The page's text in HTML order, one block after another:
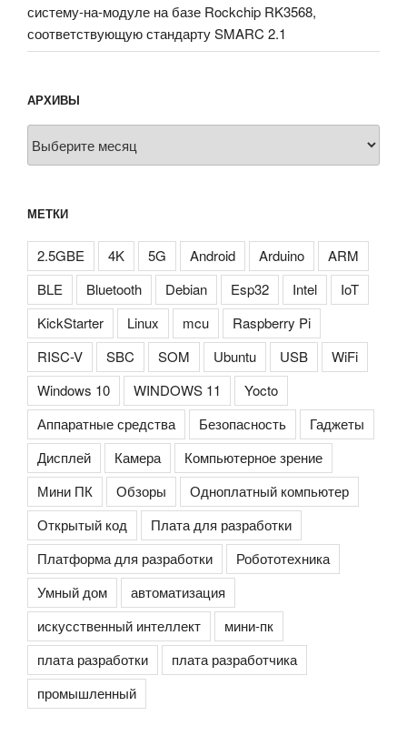
систему-на-модуле на базе Rockchip RK3568,
соответствующую стандарту SMARC 2.1
АРХИВЫ
МЕТКИ
2.5GBE 4K 5G Android Arduino
ARM
BLE
Bluetooth Debian Esp32 Intel
IoT
KickStarter
Linux mcu
Raspberry Pi
RISC-V
SBC SOM Ubuntu USB
WiFi
Windows 10
WINDOWS 11
Yocto
Аппаратные средства
Безопасность
Гаджеты
Дисплей
Камера
Компьютерное зрение
Мини ПК
Обзоры
Одноплатный компьютер
Открытый код
Плата для разработки
Платформа для разработки
Робототехника
Умный дом
автоматизация
искусственный интеллект
мини-пк
плата разработки
плата разработчика
промышленный